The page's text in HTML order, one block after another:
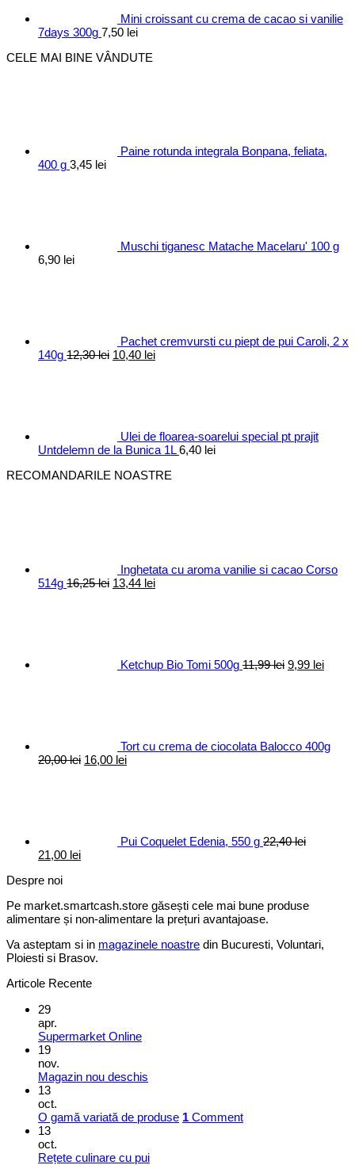
Mini croissant cu crema de cacao si vanilie
7days 300g 7,50 lei
CELE MAI BINE VÂNDUTE
Paine rotunda integrala Bonpana, feliata,
400 g 3,45 lei
Muschi tiganesc Matache Macelaru' 100 g
6,90 lei
Pachet cremvursti cu piept de pui Caroli, 2 x
140g 12,30lei Prețul
10,40 leiPrețul
Ulei de floarea-soarelui special pt prajit
Untdelemn de la Bunica 1L 6,40 lei
RECOMANDARILE NOASTRE
Inghetata cu aroma vanilie si cacao Corso
514g 16,25lei Prețul
13,44 leiPrețul
Ketchup Bio Tomi 500g 11,99lei 9,99 lei
Tort cu crema de ciocolata Balocco 400g
20,00lei Prețul
16,00 leiPrețul
Pui Coquelet Edenia, 550 g 22,40lei
Prețul
a
22,40 lei.
21,00 leiPrețul
Despre noi
Pe market.smartcash.store găsești cele mai bune produse
alimentare și non-alimentare la prețuri avantajoase.
Va asteptam si in magazinele noastre din Bucuresti, Voluntari,
Ploiesti si Brasov.
Articole Recente
29
apr.
Supermarket Online
19
nov.
Magazin nou deschis
13
oct.
O gamă variată de produse 1 Comment
13
oct.
Rețete culinare cu pui